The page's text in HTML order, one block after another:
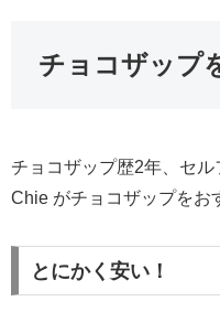
チョコザップ
チョコザップ歴2年、セ
Chie がチョコザップをお
とにかく安い！